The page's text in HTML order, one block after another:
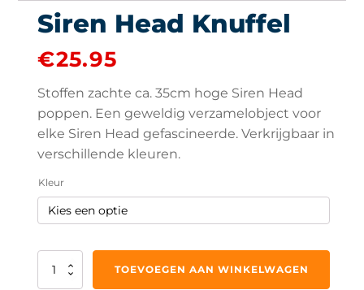
Siren Head Knuffel
€25.95
Stoffen zachte ca. 35cm hoge Siren Head
poppen. Een geweldig verzamelobject voor
elke Siren Head gefascineerde. Verkrijgbaar in
verschillende kleuren.
Kleur
Siren
TOEVOEGEN AAN WINKELWAGEN